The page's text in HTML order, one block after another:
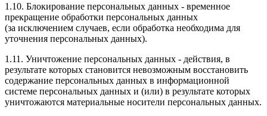
1.10. Блокирование персональных данных - временное
прекращение обработки персональных данных
(за исключением случаев, если обработка необходима для
уточнения персональных данных).
1.11. Уничтожение персональных данных - действия, в
результате которых становится невозможным восстановить
содержание персональных данных в информационной
системе персональных данных и (или) в результате которых
уничтожаются материальные носители персональных данных.